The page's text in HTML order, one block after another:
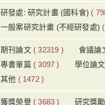
研發處: 研究計畫 (國科會) (
一般案研究計畫 (不經研發處)
期刊論文 ( 32319 )
會議論
專書單篇 ( 3097 )
學位論
其他 ( 1472 )
獲獎榮譽 ( 3683 )
研究獎